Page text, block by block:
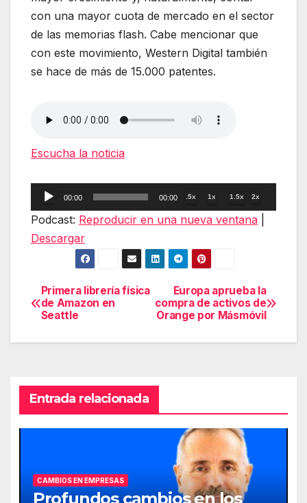
con una mayor cuota de mercado en el sector
de las memorias flash. Cabe mencionar que
con este movimiento, Western Digital también
se hace de más de 15.000 patentes.
Escucha la noticia
Reproductor
de
00:00 00:00 .5x 1x 1.5x 2x
Podcast: Reproducir en una nueva ventana
Descargar
Navegación
de
Europa aprueba la
compra de activos de
Orange por Másmóvil
Primera librería física
de Amazon en
Seattle
Entrada relacionada
CAMBIOS EN EMPRESAS
Profundos cambios en los